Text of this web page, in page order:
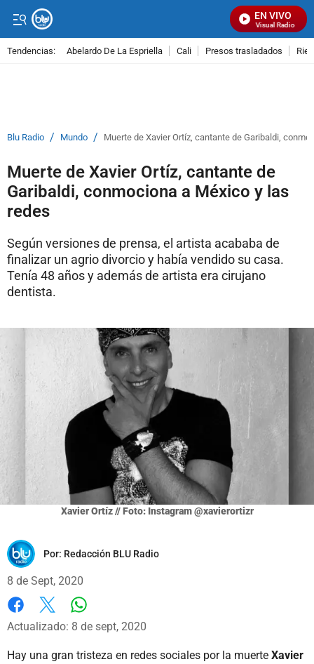
EN VIVO
Señal Visual Radio
Tendencias: Abelardo De La Espriella Cali Presos trasladados
Blu Radio / Mundo / Muerte de Xavier Ortíz, cantante de Garibaldi,
Muerte de Xavier Ortíz, cantante de
Garibaldi, conmociona a México y las
redes
Según versiones de prensa, el artista acababa de
finalizar un agrio divorcio y había vendido su casa.
Tenía 48 años y además de artista era cirujano
dentista.
Xavier Ortíz // Foto: Instagram @xavierortizr
Por: Redacción BLU Radio
8 de Sept, 2020
Facebook
X
Actualizado: 8 de sept, 2020
Hay una gran tristeza en redes sociales por la muerte Xavier